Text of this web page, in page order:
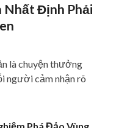
Nhất Định Phải
là chuyện thưởng
người cảm nhận rõ